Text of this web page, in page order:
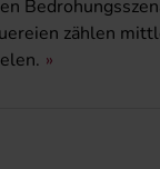
zählen